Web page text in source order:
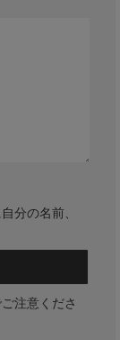
分の名前、
注意くださ